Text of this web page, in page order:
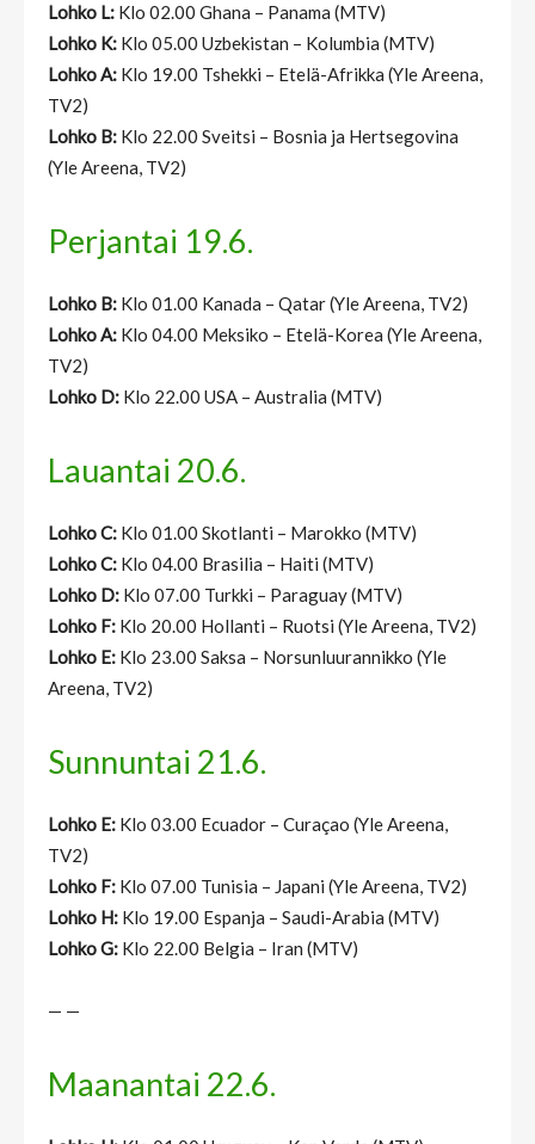
Lohko L: Klo 02.00 Ghana – Panama (MTV)
Lohko K: Klo 05.00 Uzbekistan – Kolumbia (MTV)
Lohko A: Klo 19.00 Tshekki – Etelä-Afrikka (Yle Areena,
TV2)
Lohko B: Klo 22.00 Sveitsi – Bosnia ja Hertsegovina
(Yle Areena, TV2)
Perjantai 19.6.
Lohko B: Klo 01.00 Kanada – Qatar (Yle Areena, TV2)
Lohko A: Klo 04.00 Meksiko – Etelä-Korea (Yle Areena,
TV2)
Lohko D: Klo 22.00 USA – Australia (MTV)
Lauantai 20.6.
Lohko C: Klo 01.00 Skotlanti – Marokko (MTV)
Lohko C: Klo 04.00 Brasilia – Haiti (MTV)
Lohko D: Klo 07.00 Turkki – Paraguay (MTV)
Lohko F: Klo 20.00 Hollanti – Ruotsi (Yle Areena, TV2)
Lohko E: Klo 23.00 Saksa – Norsunluurannikko (Yle
Areena, TV2)
Sunnuntai 21.6.
Lohko E: Klo 03.00 Ecuador – Curaçao (Yle Areena,
TV2)
Lohko F: Klo 07.00 Tunisia – Japani (Yle Areena, TV2)
Lohko H: Klo 19.00 Espanja – Saudi-Arabia (MTV)
Lohko G: Klo 22.00 Belgia – Iran (MTV)
— —
Maanantai 22.6.